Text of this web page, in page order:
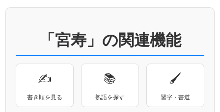
「宮寿」の関連機能
✍
書き順を見る
📚
熟語を探す
🖌
習字・書道